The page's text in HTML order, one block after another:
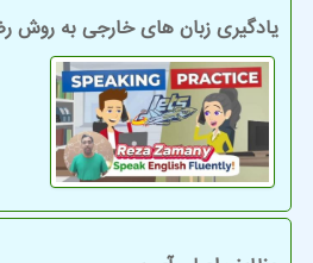
یادگیری زبان های خارجی به روش